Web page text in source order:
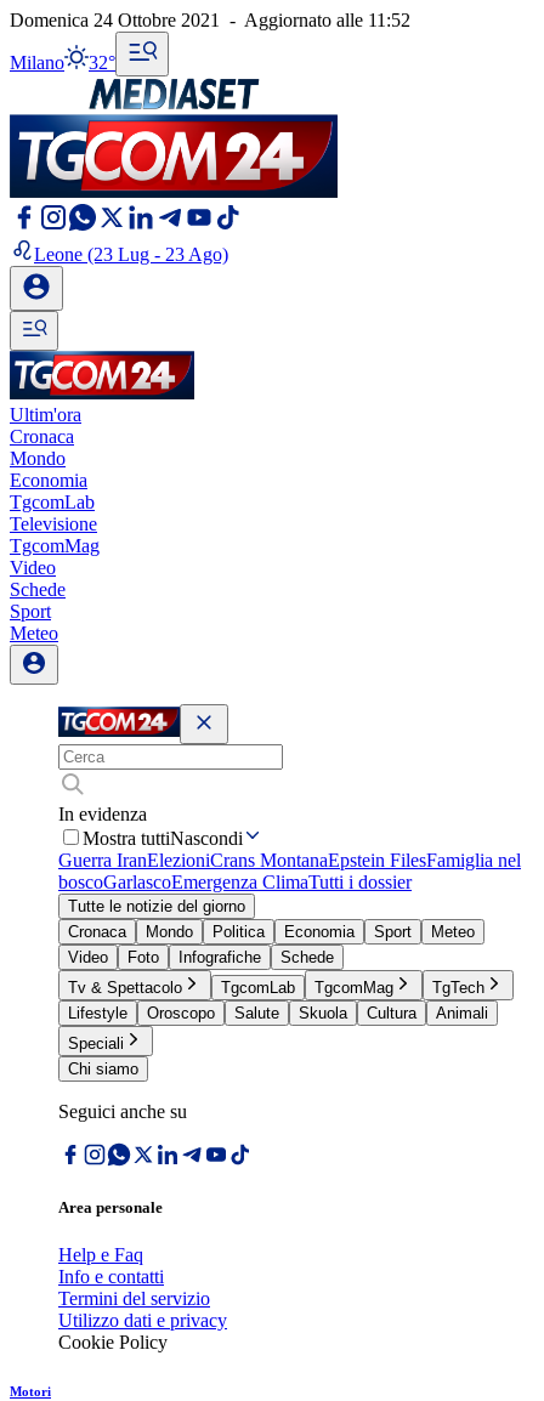
Domenica 24 Ottobre 2021 - Aggiornato alle 11:52
Milano 32°
Leone (23 Lug - 23 Ago)
Ultim'ora
Cronaca
Mondo
Economia
TgcomLab
Televisione
TgcomMag
Video
Schede
Sport
Meteo
In evidenza
Mostra tuttiNascondi
Guerra IranElezioniCrans MontanaEpstein FilesFamiglia nel
boscoGarlascoEmergenza ClimaTutti i dossier
Tutte le notizie del giorno
Cronaca
Mondo Politica Economia Sport
Meteo
Video
Foto Infografiche
Schede
Tv & Spettacolo
TgcomLab TgcomMag
TgTech
Lifestyle
Oroscopo Salute Skuola Cultura
Animali
Speciali
Chi siamo
Seguici anche su
Area personale
Help e Faq
Info e contatti
Termini del servizio
Utilizzo dati e privacy
Cookie Policy
Motori